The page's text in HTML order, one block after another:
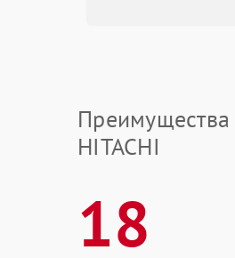
Преимущества
HITACHI
18